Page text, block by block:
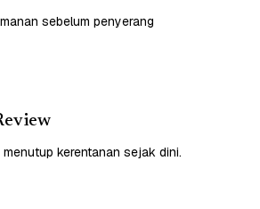
sebelum penyerang
kerentanan sejak dini.